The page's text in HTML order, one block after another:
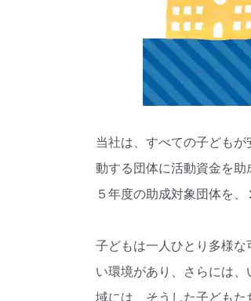
当社は、すべての子ども
動する団体に活動資金を
５年度の助成対象団体を
子どもは一人ひとり多様
い環境があり、さらには
域には、そうした子ども